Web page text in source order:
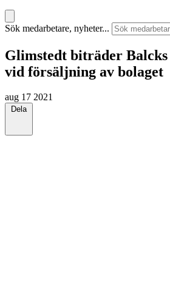
Sök medarbetare, nyheter...
Glimstedt biträder
vid försäljning av bolaget
aug 17 2021
Dela